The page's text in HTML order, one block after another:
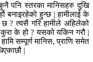
पनि स्तरका मानिसहरु दुखि
बनाइरहेको हुन्छ | हामीलाई के
? त्यसै गरि हामीले अहिलेको
कुरा के हो ? यसको यकिन गरौ |
सम्पूर्ण मानिस, प्राणि समेत
|